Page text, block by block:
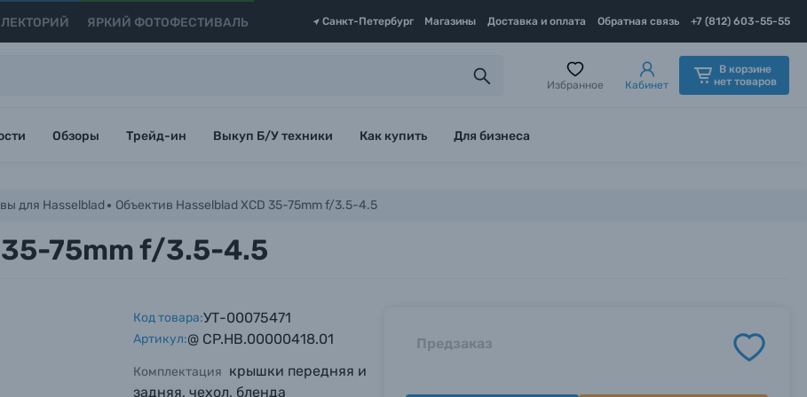
ЛЕКТОРИЙ ЯРКИЙ ФОТОФЕСТИВАЛЬ Санкт-Петербург Магазины Доставка и оплата Обратная связь +7 (812) 603-55-55
Избранное Кабинет
В корзине
нет товаров
Обзоры Трейд-ин Выкуп Б/У техники Как купить Для бизнеса
для Hasselblad Объектив Hasselblad XCD 35-75mm f/3.5-4.5
35-75mm f/3.5-4.5
Код товара:УТ-00075471
Артикул:@ CP.HB.00000418.01
Комплектация крышки передняя и
задняя, чехол, бленда
Предзаказ